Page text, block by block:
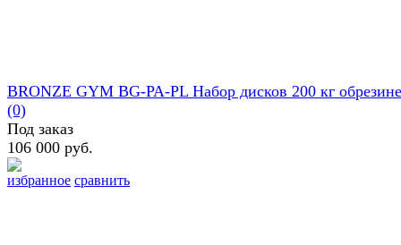
избранное сравнить
BRONZE GYM BG-PA-PL Набор дисков 200 кг
(0)
Под заказ
106 000 руб.